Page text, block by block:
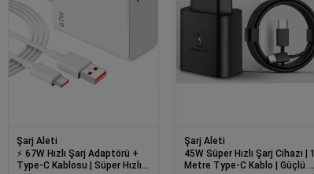
Şarj Aleti
⚡ 67W Hızlı Şarj Adaptörü +
Type-C Kablosu | Süper Hızlı
Şarj Aleti
45W Süper Hızlı Şarj Cihazı | 1
Metre Type-C Kablo | Güçlü ve